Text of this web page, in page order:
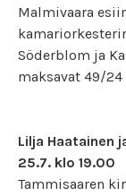
Malmivaara
Söderblom ja
maksavat 49/24
Lilja Haatainen
25.7. klo 19.00
Tammisaaren